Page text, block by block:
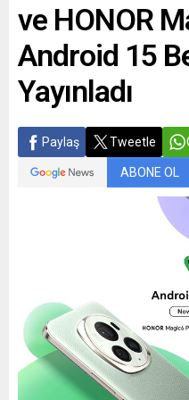
öncesinde...
ve HONOR
Android 15
Yayınladı
Paylaş Tweetle
ABONE OL